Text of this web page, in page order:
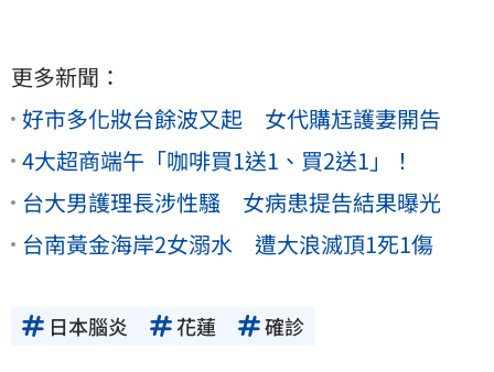
更多新聞：
好市多化妝台餘波又起 女代購尪護妻開告
4大超商端午「咖啡買1送1、買2送1」！
台大男護理長涉性騷 女病患提告結果曝光
台南黃金海岸2女溺水 遭大浪滅頂1死1傷
日本腦炎 花蓮 確診